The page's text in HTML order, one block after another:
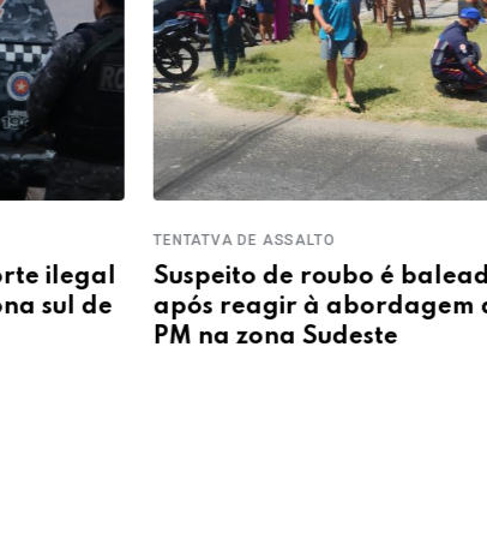
TENTATVA DE ASSALTO
Suspeito de roubo é baleado
após reagir à abordagem de
PM na zona Sudeste